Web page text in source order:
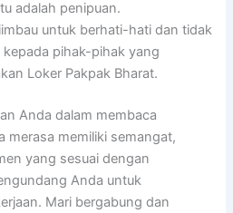
adalah penipuan.
untuk berhati-hati dan tidak
kepada pihak-pihak yang
Loker Pakpak Bharat.
Anda dalam membaca
merasa memiliki semangat,
yang sesuai dengan
Anda untuk
Mari bergabung dan